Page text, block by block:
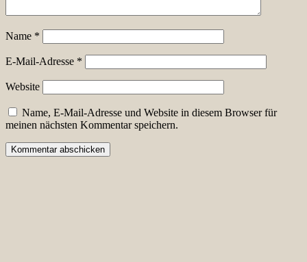
Name *
E-Mail-Adresse *
Website
Name, E-Mail-Adresse und Website in diesem Browser für
meinen nächsten Kommentar speichern.